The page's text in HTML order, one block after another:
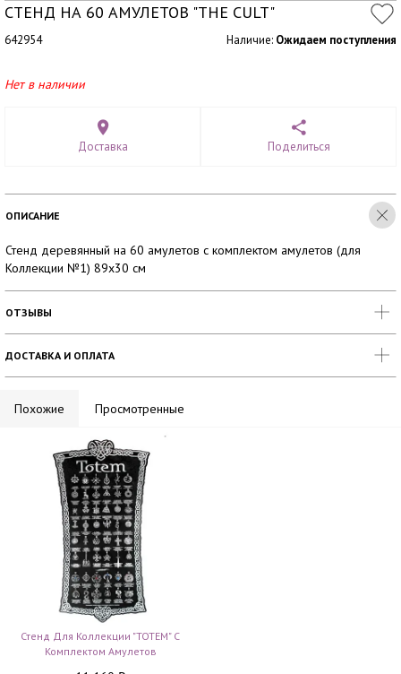
СТЕНД НА 60 АМУЛЕТОВ "THE CULT"
642954 Наличие: Ожидаем поступления
Нет в наличии
Доставка Поделиться
ОПИСАНИЕ
Стенд деревянный на 60 амулетов с комплектом амулетов (для
Коллекции №1) 89х30 см
ОТЗЫВЫ
ДОСТАВКА И ОПЛАТА
Похожие Просмотренные
Стенд Для Коллекции "TOTEM" С
Комплектом Амулетов